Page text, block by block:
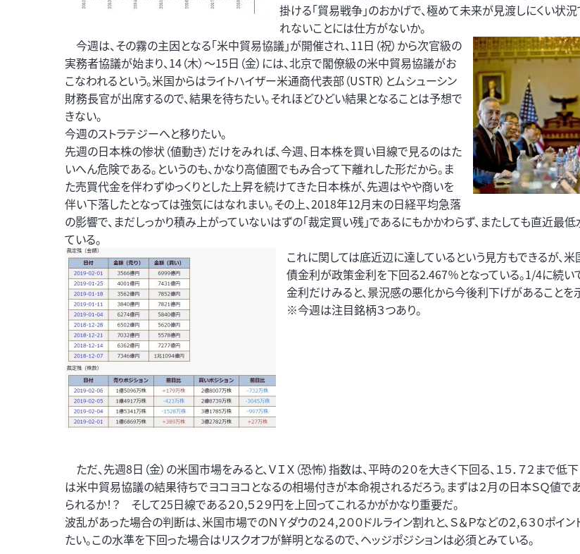
掛ける「貿易戦争」のおかげで、極めて未来が見渡しにくい状
れないことには仕方がないか。
今週は、その霧の主因となる「米中貿易協議」が開催され、11日（祝）から次官級の
実務者協議が始まり、14（木）～15日（金）には、北京で閣僚級の米中貿易協議がお
こなわれるという。米国からはライトハイザー米通商代表部（USTR）とムシューシン
財務長官が出席するので、結果を待ちたい。それほどひどい結果となることは予想で
きない。
今週のストラテジーへと移りたい。
先週の日本株の惨状（値動き）だけをみれば、今週、日本株を買い目線で見るのはた
いへん危険である。というのも、かなり高値圏でもみ合って下離れした形だから。ま
た売買代金を伴わずゆっくりとした上昇を続けてきた日本株が、先週はやや商いを
伴い下落したとなっては強気にはなれまい。その上、2018年12月末の日経平均急落
の影響で、まだしっかり積み上がっていないはずの「裁定買い残」であるにもかかわらず、またしても直近最
ている。
これに関しては底近辺に達しているという見方もできるが、米
債金利が政策金利を下回る2.467％となっている。1/4に続い
金利だけみると、景況感の悪化から今後利下げがあることを
※今週は注目銘柄３つあり。
ただ、先週8日（金）の米国市場をみると、ＶＩＸ（恐怖）指数は、平時の２０を大きく下回る、１５．７２まで低下
は米中貿易協議の結果待ちでヨコヨコとなるの相場付きが本命視されるだろう。まずは２月の日本ＳＱ値であ
られるか！？ そして25日線である２０,５２９円を上回ってこれるかがかなり重要だ。
波乱があった場合の判断は、米国市場でのＮＹダウの２４,２００ドルライン割れと、Ｓ＆Ｐなどの２,６３０ポイ
たい。この水準を下回った場合はリスクオフが鮮明となるので、ヘッジポジションは必須とみている。